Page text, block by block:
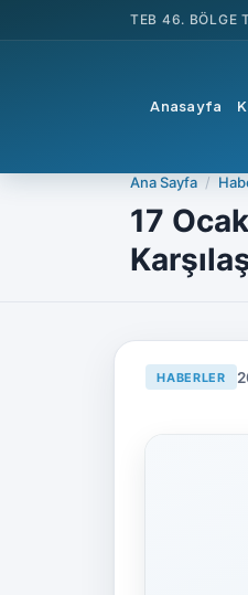
TEB 46. BÖLGE
Anasayfa
Ana Sayfa
17
HABERLER